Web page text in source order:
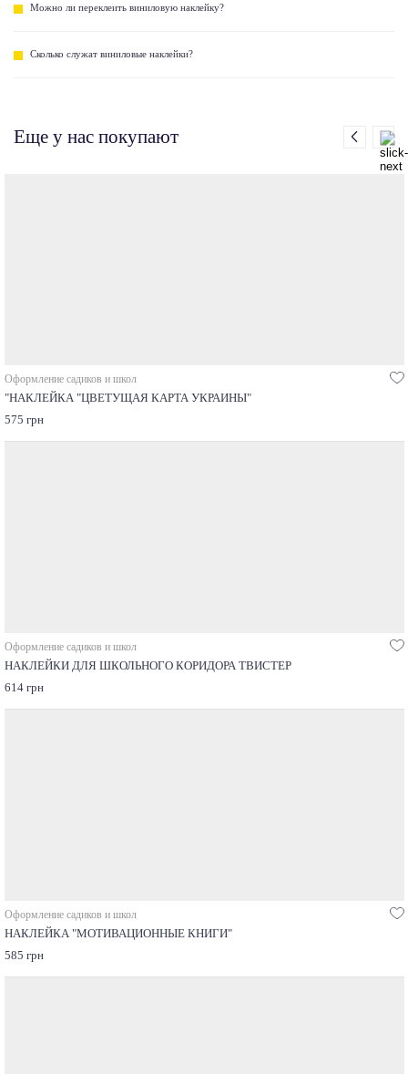
Можно ли переклеить виниловую наклейку?
Сколько служат виниловые наклейки?
Еще у нас покупают
Оформление садиков и школ
"НАКЛЕЙКА "ЦВЕТУЩАЯ КАРТА УКРАИНЫ"
575 грн
Оформление садиков и школ
НАКЛЕЙКИ ДЛЯ ШКОЛЬНОГО КОРИДОРА ТВИСТЕР
614 грн
Оформление садиков и школ
НАКЛЕЙКА "МОТИВАЦИОННЫЕ КНИГИ"
585 грн